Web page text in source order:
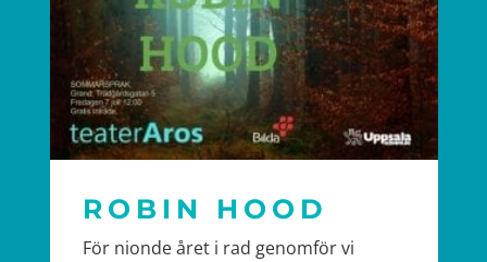
ROBIN HOOD
För nionde året i rad genomför vi